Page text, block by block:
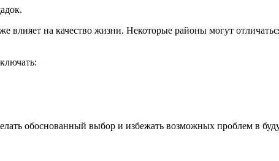
влияет на качество жизни. Некоторые районы могут
обоснованный выбор и избежать возможных проблем в